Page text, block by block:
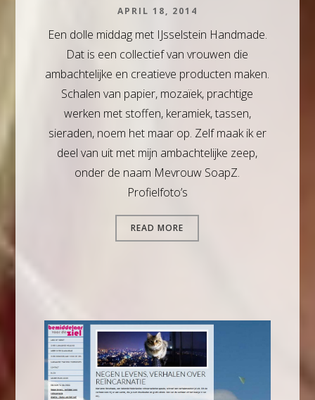
APRIL 18, 2014
Een dolle middag met IJsselstein Handmade.
Dat is een collectief van vrouwen die
ambachtelijke en creatieve producten maken.
Schalen van papier, mozaïek, prachtige
werken met stoffen, keramiek, tassen,
sieraden, noem het maar op. Zelf maak ik er
deel van uit met mijn ambachtelijke zeep,
onder de naam Mevrouw SoapZ.
Profielfoto’s
READ MORE